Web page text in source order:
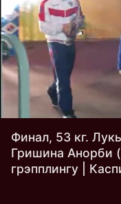
Финал, 53 кг.
Гришина Анорби
грэпплингу |